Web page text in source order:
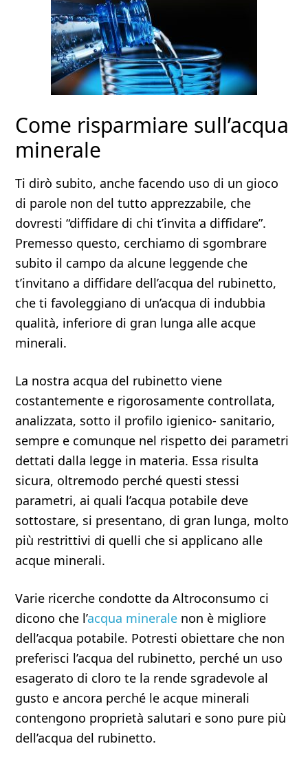
Come risparmiare sull’acqua
minerale
Ti dirò subito, anche facendo uso di un gioco
di parole non del tutto apprezzabile, che
dovresti “diffidare di chi t’invita a diffidare”.
Premesso questo, cerchiamo di sgombrare
subito il campo da alcune leggende che
t’invitano a diffidare dell’acqua del rubinetto,
che ti favoleggiano di un’acqua di indubbia
qualità, inferiore di gran lunga alle acque
minerali.
La nostra acqua del rubinetto viene
costantemente e rigorosamente controllata,
analizzata, sotto il profilo igienico- sanitario,
sempre e comunque nel rispetto dei parametri
dettati dalla legge in materia. Essa risulta
sicura, oltremodo perché questi stessi
parametri, ai quali l’acqua potabile deve
sottostare, si presentano, di gran lunga, molto
più restrittivi di quelli che si applicano alle
acque minerali.
Varie ricerche condotte da Altroconsumo ci
dicono che l’acqua minerale non è migliore
dell’acqua potabile. Potresti obiettare che non
preferisci l’acqua del rubinetto, perché un uso
esagerato di cloro te la rende sgradevole al
gusto e ancora perché le acque minerali
contengono proprietà salutari e sono pure più
dell’acqua del rubinetto.